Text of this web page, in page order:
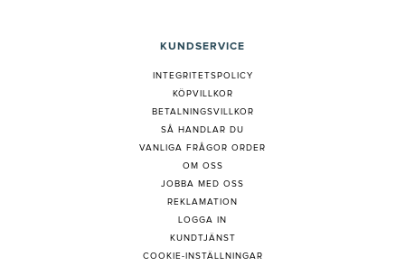
KUNDSERVICE
INTEGRITETSPOLICY
KÖPVILLKOR
BETALNINGSVILLKOR
SÅ HANDLAR DU
VANLIGA FRÅGOR ORDER
OM OSS
JOBBA MED OSS
REKLAMATION
LOGGA IN
KUNDTJÄNST
COOKIE-INSTÄLLNINGAR